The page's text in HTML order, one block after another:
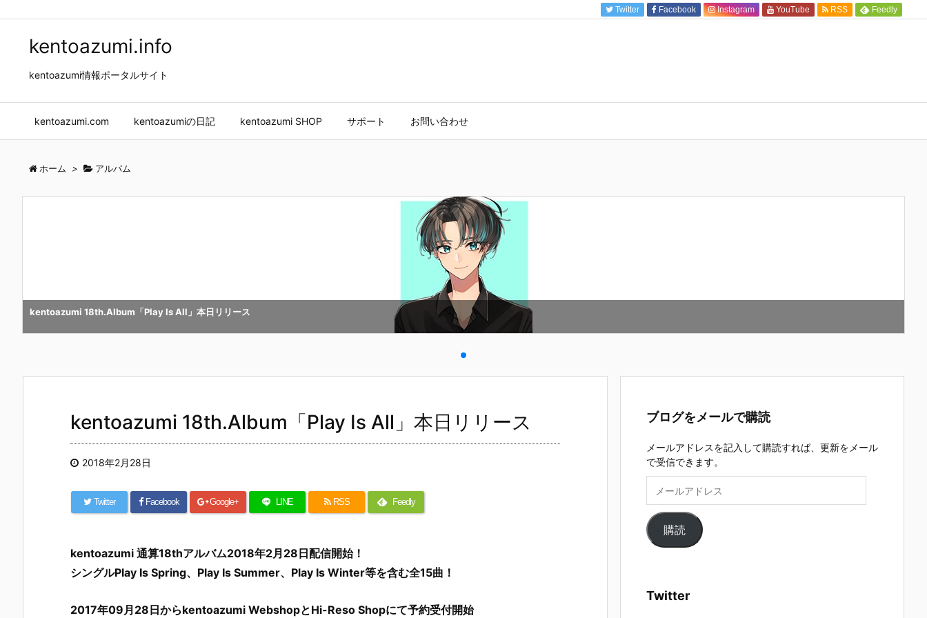
kentoazumi.info
kentoazumi情報ポータルサイト
kentoazumi.com kentoazumiの日記 kentoazumi SHOP サポート お問い合わせ
Twitter Facebook Instagram YouTube RSS Feedly
ホーム > アルバム
kentoazumi 18th.Album「Play Is All」本日リリース
kentoazumi 18th.Album「Play Is All」本日リリース
2018年2月28日
Twitter Facebook Google+ LINE RSS Feedly
kentoazumi 通算18thアルバム2018年2月28日配信開始！
シングルPlay Is Spring、Play Is Summer、Play Is Winter等を含む全15曲！
2017年09月28日からkentoazumi WebshopとHi-Reso Shopにて予約受付開始
ブログをメールで購読
メールアドレスを記入して購読すれば、更新をメール
で受信できます。
ア
ド
購読
Twitter